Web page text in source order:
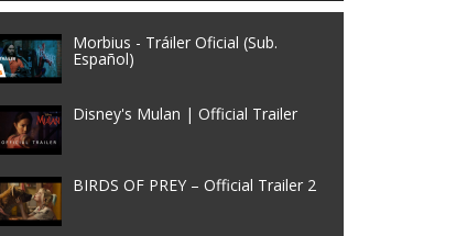
Morbius - Tráiler Oficial (Sub.
Español)
Disney's Mulan | Official Trailer
BIRDS OF PREY – Official Trailer 2